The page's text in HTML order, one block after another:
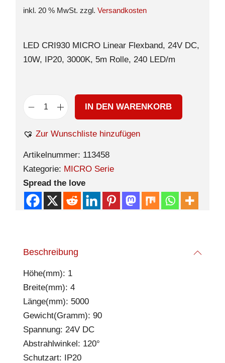
inkl. 20 % MwSt. zzgl. Versandkosten
LED CRI930 MICRO Linear Flexband, 24V DC,
10W, IP20, 3000K, 5m Rolle, 240 LED/m
IN DEN WARENKORB
Zur Wunschliste hinzufügen
Artikelnummer: 113458
Kategorie: MICRO Serie
Spread the love
Beschreibung
Höhe(mm): 1
Breite(mm): 4
Länge(mm): 5000
Gewicht(Gramm): 90
Spannung: 24V DC
Abstrahlwinkel: 120°
Schutzart: IP20